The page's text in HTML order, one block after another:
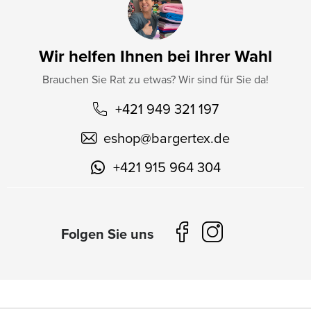
Wir helfen Ihnen bei Ihrer Wahl
Brauchen Sie Rat zu etwas? Wir sind für Sie da!
+421 949 321 197
eshop@bargertex.de
+421 915 964 304